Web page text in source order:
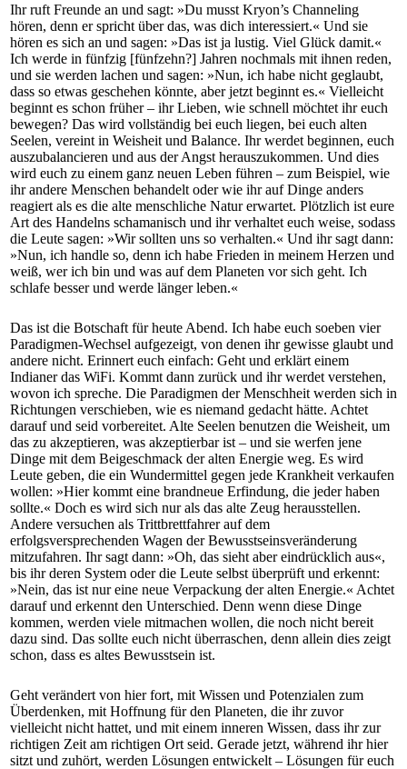
Ihr ruft Freunde an und sagt: »Du musst Kryon’s Channeling
hören, denn er spricht über das, was dich interessiert.« Und sie
hören es sich an und sagen: »Das ist ja lustig. Viel Glück damit.«
Ich werde in fünfzig [fünfzehn?] Jahren nochmals mit ihnen reden,
und sie werden lachen und sagen: »Nun, ich habe nicht geglaubt,
dass so etwas geschehen könnte, aber jetzt beginnt es.« Vielleicht
beginnt es schon früher – ihr Lieben, wie schnell möchtet ihr euch
bewegen? Das wird vollständig bei euch liegen, bei euch alten
Seelen, vereint in Weisheit und Balance. Ihr werdet beginnen, euch
auszubalancieren und aus der Angst herauszukommen. Und dies
wird euch zu einem ganz neuen Leben führen – zum Beispiel, wie
ihr andere Menschen behandelt oder wie ihr auf Dinge anders
reagiert als es die alte menschliche Natur erwartet. Plötzlich ist eure
Art des Handelns schamanisch und ihr verhaltet euch weise, sodass
die Leute sagen: »Wir sollten uns so verhalten.« Und ihr sagt dann:
»Nun, ich handle so, denn ich habe Frieden in meinem Herzen und
weiß, wer ich bin und was auf dem Planeten vor sich geht. Ich
schlafe besser und werde länger leben.«
Das ist die Botschaft für heute Abend. Ich habe euch soeben vier
Paradigmen-Wechsel aufgezeigt, von denen ihr gewisse glaubt und
andere nicht. Erinnert euch einfach: Geht und erklärt einem
Indianer das WiFi. Kommt dann zurück und ihr werdet verstehen,
wovon ich spreche. Die Paradigmen der Menschheit werden sich in
Richtungen verschieben, wie es niemand gedacht hätte. Achtet
darauf und seid vorbereitet. Alte Seelen benutzen die Weisheit, um
das zu akzeptieren, was akzeptierbar ist – und sie werfen jene
Dinge mit dem Beigeschmack der alten Energie weg. Es wird
Leute geben, die ein Wundermittel gegen jede Krankheit verkaufen
wollen: »Hier kommt eine brandneue Erfindung, die jeder haben
sollte.« Doch es wird sich nur als das alte Zeug herausstellen.
Andere versuchen als Trittbrettfahrer auf dem
erfolgsversprechenden Wagen der Bewusstseinsveränderung
mitzufahren. Ihr sagt dann: »Oh, das sieht aber eindrücklich aus«,
bis ihr deren System oder die Leute selbst überprüft und erkennt:
»Nein, das ist nur eine neue Verpackung der alten Energie.« Achtet
darauf und erkennt den Unterschied. Denn wenn diese Dinge
kommen, werden viele mitmachen wollen, die noch nicht bereit
dazu sind. Das sollte euch nicht überraschen, denn allein dies zeigt
schon, dass es altes Bewusstsein ist.
Geht verändert von hier fort, mit Wissen und Potenzialen zum
Überdenken, mit Hoffnung für den Planeten, die ihr zuvor
vielleicht nicht hattet, und mit einem inneren Wissen, dass ihr zur
richtigen Zeit am richtigen Ort seid. Gerade jetzt, während ihr hier
sitzt und zuhört, werden Lösungen entwickelt – Lösungen für euch